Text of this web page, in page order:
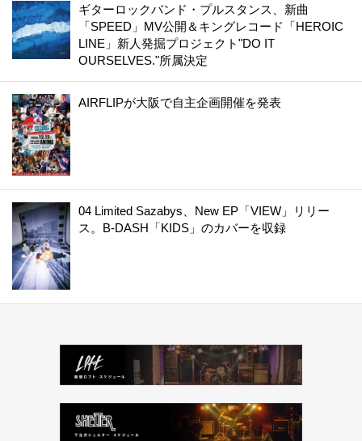
ギターロックバンド・プルスタンス、新曲
「SPEED」MV公開＆キングレコード「HEROIC
LINE」新人発掘プロジェクト"DO IT
OURSELVES."所属決定
AIRFLIPが大阪で自主企画開催を発表
04 Limited Sazabys、New EP「VIEW」リリー
ス。B-DASH「KIDS」のカバーを収録